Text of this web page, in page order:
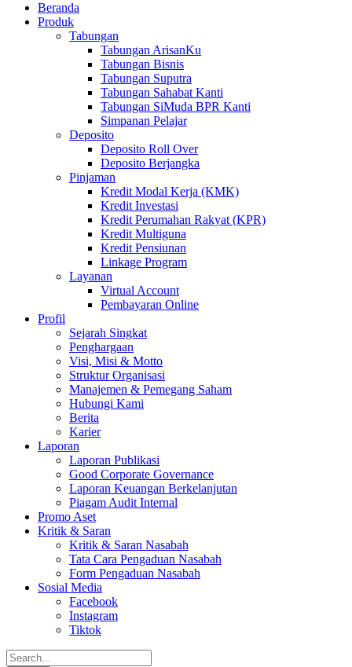
Beranda
Produk
Tabungan
Tabungan ArisanKu
Tabungan Bisnis
Tabungan Suputra
Tabungan Sahabat Kanti
Tabungan SiMuda BPR Kanti
Simpanan Pelajar
Deposito
Deposito Roll Over
Deposito Berjangka
Pinjaman
Kredit Modal Kerja (KMK)
Kredit Investasi
Kredit Perumahan Rakyat (KPR)
Kredit Multiguna
Kredit Pensiunan
Linkage Program
Layanan
Virtual Account
Pembayaran Online
Profil
Sejarah Singkat
Penghargaan
Visi, Misi & Motto
Struktur Organisasi
Manajemen & Pemegang Saham
Hubungi Kami
Berita
Karier
Laporan
Laporan Publikasi
Good Corporate Governance
Laporan Keuangan Berkelanjutan
Piagam Audit Internal
Promo Aset
Kritik & Saran
Kritik & Saran Nasabah
Tata Cara Pengaduan Nasabah
Form Pengaduan Nasabah
Sosial Media
Facebook
Instagram
Tiktok